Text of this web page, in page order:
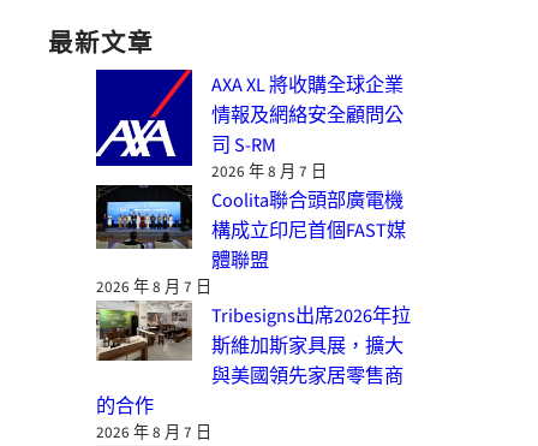
最新文章
AXA XL 將收購全球企業
情報及網絡安全顧問公
司 S-RM
2026 年 8 月 7 日
Coolita聯合頭部廣電機
構成立印尼首個FAST媒
體聯盟
2026 年 8 月 7 日
Tribesigns出席2026年拉
斯維加斯家具展，擴大
與美國領先家居零售商
的合作
2026 年 8 月 7 日